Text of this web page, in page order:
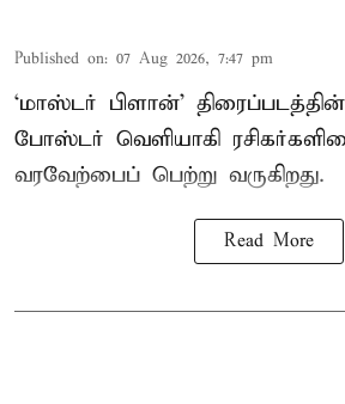
Published on: 07 Aug 2026, 7:47 pm
‘மாஸ்டர் பிளான்’
போஸ்டர் வெளியாகி
வரவேற்பைப் பெற்று வருகிறது.
Read More